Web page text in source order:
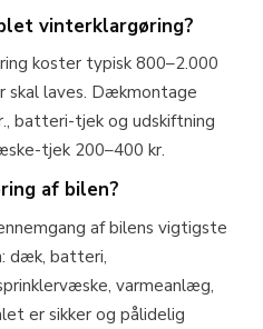
vinterklargøring?
koster typisk 800–2.000
skal laves. Dækmontage
batteri-tjek og udskiftning
tjek 200–400 kr.
af bilen?
af bilens vigtigste
dæk, batteri,
varmeanlæg,
er sikker og pålidelig